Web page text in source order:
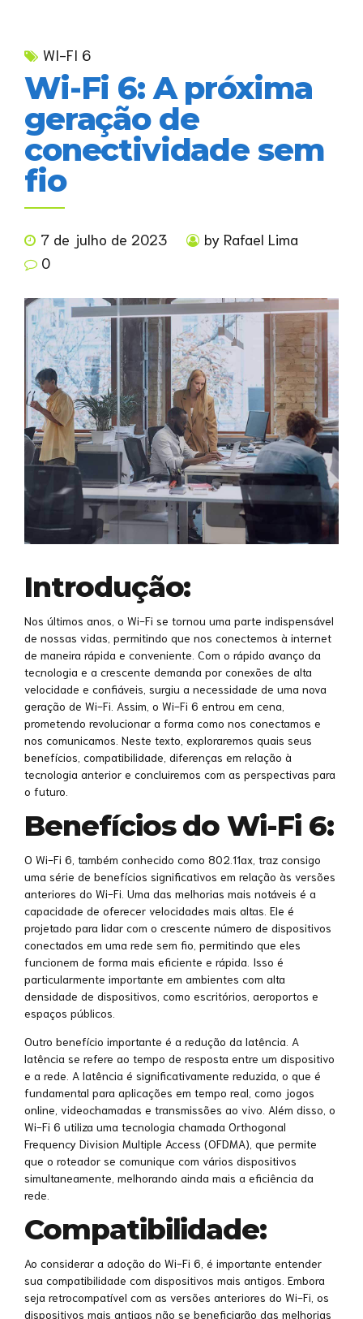
WI-FI 6
Wi-Fi 6: A próxima
geração de
conectividade sem
fio
7 de julho de 2023
by Rafael Lima
0
Introdução:
Nos últimos anos, o Wi-Fi se tornou uma parte indispensável
de nossas vidas, permitindo que nos conectemos à internet
de maneira rápida e conveniente. Com o rápido avanço da
tecnologia e a crescente demanda por conexões de alta
velocidade e confiáveis, surgiu a necessidade de uma nova
geração de Wi-Fi. Assim, o Wi-Fi 6 entrou em cena,
prometendo revolucionar a forma como nos conectamos e
nos comunicamos. Neste texto, exploraremos quais seus
benefícios, compatibilidade, diferenças em relação à
tecnologia anterior e concluiremos com as perspectivas para
o futuro.
Benefícios do Wi-Fi 6:
O Wi-Fi 6, também conhecido como 802.11ax, traz consigo
uma série de benefícios significativos em relação às versões
anteriores do Wi-Fi. Uma das melhorias mais notáveis é a
capacidade de oferecer velocidades mais altas. Ele é
projetado para lidar com o crescente número de dispositivos
conectados em uma rede sem fio, permitindo que eles
funcionem de forma mais eficiente e rápida. Isso é
particularmente importante em ambientes com alta
densidade de dispositivos, como escritórios, aeroportos e
espaços públicos.
Outro benefício importante é a redução da latência. A
latência se refere ao tempo de resposta entre um dispositivo
e a rede. A latência é significativamente reduzida, o que é
fundamental para aplicações em tempo real, como jogos
online, videochamadas e transmissões ao vivo. Além disso, o
Wi-Fi 6 utiliza uma tecnologia chamada Orthogonal
Frequency Division Multiple Access (OFDMA), que permite
que o roteador se comunique com vários dispositivos
simultaneamente, melhorando ainda mais a eficiência da
rede.
Compatibilidade:
Ao considerar a adoção do Wi-Fi 6, é importante entender
sua compatibilidade com dispositivos mais antigos. Embora
seja retrocompatível com as versões anteriores do Wi-Fi, os
dispositivos mais antigos não se beneficiarão das melhorias